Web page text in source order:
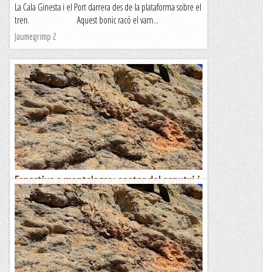
La Cala Ginesta i el Port darrera des de la plataforma sobre el
tren. Aquest bonic racó el vam...
Jaumegrimp 2
Esportiva a montalegre: sector del caputxi i
la llastra
De tant en tant, cal anar a fer una mica d'esportiva per pujar
una mica de grau. Avui he estat acompanyat/motivat per la
Remei que m'ha fet tibar de braços fent grau,...
Escalada per a tontos